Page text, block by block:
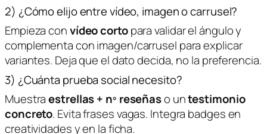
2) ¿Cómo elijo entre vídeo, imagen o carrusel?
Empieza convídeo cortopara validar el ángulo y
complementa con imagen/carrusel para explicar
variantes. Deja que el dato decida, no la preferencia.
3) ¿Cuánta prueba social necesito?
Muestraestrellas + nº reseñaso untestimonio
concreto. Evita frases vagas. Integra badges en
creatividades y en la ficha.